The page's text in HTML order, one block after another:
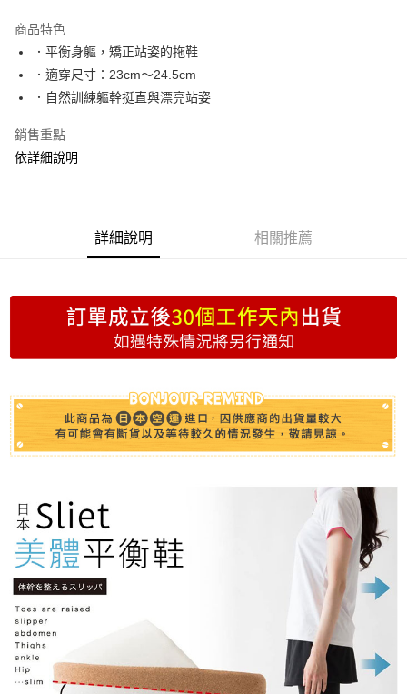
Apple Pay
街口支付
ATM付款
每筆NT$70，滿NT$999(含以上)免運費
每筆NT$70，滿NT$999(含以上)免運費
每筆NT$9,999
(未開放使用)萊爾富
每筆NT$9,999
7-11取貨付款
付款後7-11取貨
每筆NT$70，滿NT$999(含以上)免運費
黑貓宅急便
每筆NT$70，滿NT$999(含以上)免運費
海外配送 查看運費
商品特色
．平衡身軀，矯正站姿的拖鞋
．適穿尺寸：23cm〜24.5cm
．自然訓練軀幹挺直與漂亮站姿
銷售重點
依詳細說明
詳細說明 相關推薦